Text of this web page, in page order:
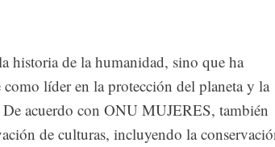
historia de la humanidad, sino que ha
líder en la protección del planeta y la
De acuerdo con ONU MUJERES, también
de culturas, incluyendo la